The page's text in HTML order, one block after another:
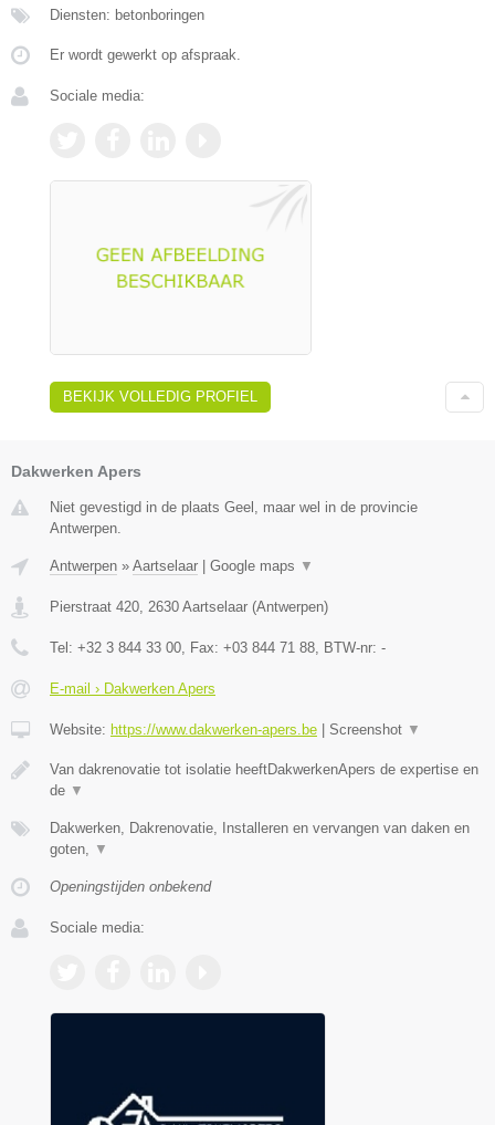
Diensten: betonboringen
Er wordt gewerkt op afspraak.
Sociale media:
BEKIJK VOLLEDIG PROFIEL
Dakwerken Apers
Niet gevestigd in de plaats Geel, maar wel in de provincie
Antwerpen.
Antwerpen » Aartselaar Google maps ▼
Pierstraat 420, 2630 Aartselaar (Antwerpen)
Tel: +32 3 844 33 00, Fax: +03 844 71 88, BTW-nr: -
E-mail › Dakwerken Apers
Website: https://www.dakwerken-apers.be Screenshot ▼
Van dakrenovatie tot isolatie heeftDakwerkenApers de expertise en
de ▼
Dakwerken, Dakrenovatie, Installeren en vervangen van daken en
goten, ▼
Openingstijden onbekend
Sociale media: